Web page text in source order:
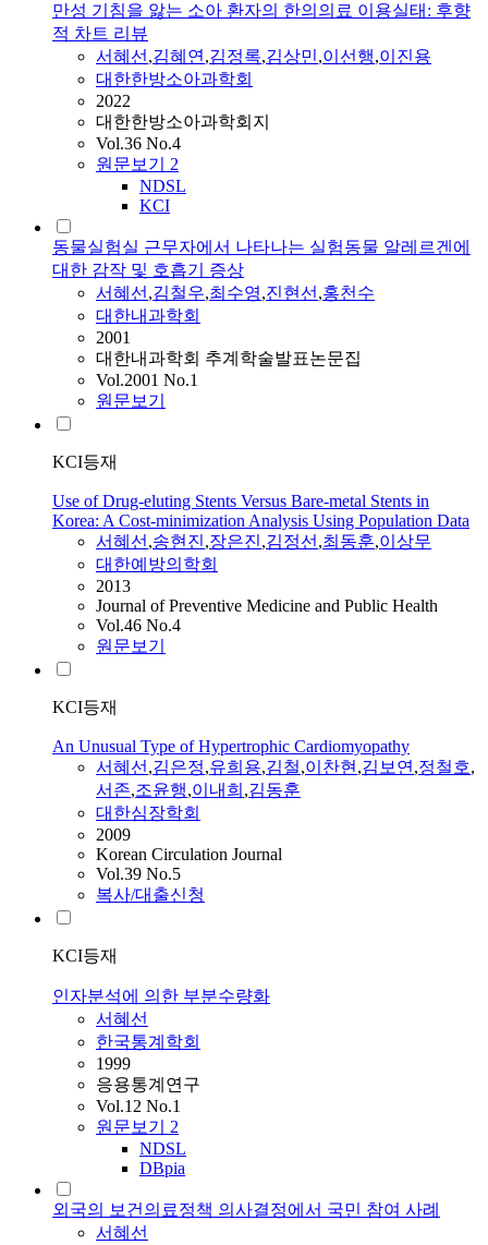
만성 기침을 앓는 소아 환자의 한의의료 이용실태: 후향
적 차트 리뷰
서혜선,김혜연,김정록,김상민,이선행,이진용
대한한방소아과학회
2022
대한한방소아과학회지
Vol.36 No.4
원문보기 2
NDSL
KCI
동물실험실 근무자에서 나타나는 실험동물 알레르겐에
대한 감작 및 호흡기 증상
서혜선,김철우,최수영,진현선,홍천수
대한내과학회
2001
대한내과학회 추계학술발표논문집
Vol.2001 No.1
원문보기
KCI등재
Use of Drug-eluting Stents Versus Bare-metal Stents in
Korea: A Cost-minimization Analysis Using Population Data
서혜선,송현진,장은진,김정선,최동훈,이상무
대한예방의학회
2013
Journal of Preventive Medicine and Public Health
Vol.46 No.4
원문보기
KCI등재
An Unusual Type of Hypertrophic Cardiomyopathy
서혜선,김은정,유희용,김철,이찬현,김보연,정철호,
서존,조윤행,이내희 ,김동훈
대한심장학회
2009
Korean Circulation Journal
Vol.39 No.5
복사/대출신청
KCI등재
인자분석에 의한 부분수량화
서혜선
한국통계학회
1999
응용통계연구
Vol.12 No.1
원문보기 2
NDSL
DBpia
외국의 보건의료정책 의사결정에서 국민 참여 사례
서혜선